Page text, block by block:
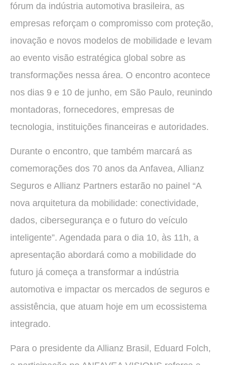
fórum da indústria automotiva brasileira, as
empresas reforçam o compromisso com proteção,
inovação e novos modelos de mobilidade e levam
ao evento visão estratégica global sobre as
transformações nessa área. O encontro acontece
nos dias 9 e 10 de junho, em São Paulo, reunindo
montadoras, fornecedores, empresas de
tecnologia, instituições financeiras e autoridades.
Durante o encontro, que também marcará as
comemorações dos 70 anos da Anfavea, Allianz
Seguros e Allianz Partners estarão no painel “A
nova arquitetura da mobilidade: conectividade,
dados, cibersegurança e o futuro do veículo
inteligente”. Agendada para o dia 10, às 11h, a
apresentação abordará como a mobilidade do
futuro já começa a transformar a indústria
automotiva e impactar os mercados de seguros e
assistência, que atuam hoje em um ecossistema
integrado.
Para o presidente da Allianz Brasil, Eduard Folch,